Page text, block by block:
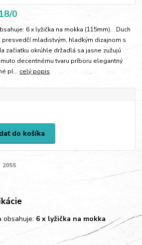
0
6 x lyžička na mokka (115mm). Duch
presvedčí mladistvým, hladkým dizajnom s
začiatku okrúhle držadlá sa jasne zužujú
decentnému tvaru príboru elegantný
pl... celý popis
do košíka
2055
obsahuje: 6 x lyžička na mokka